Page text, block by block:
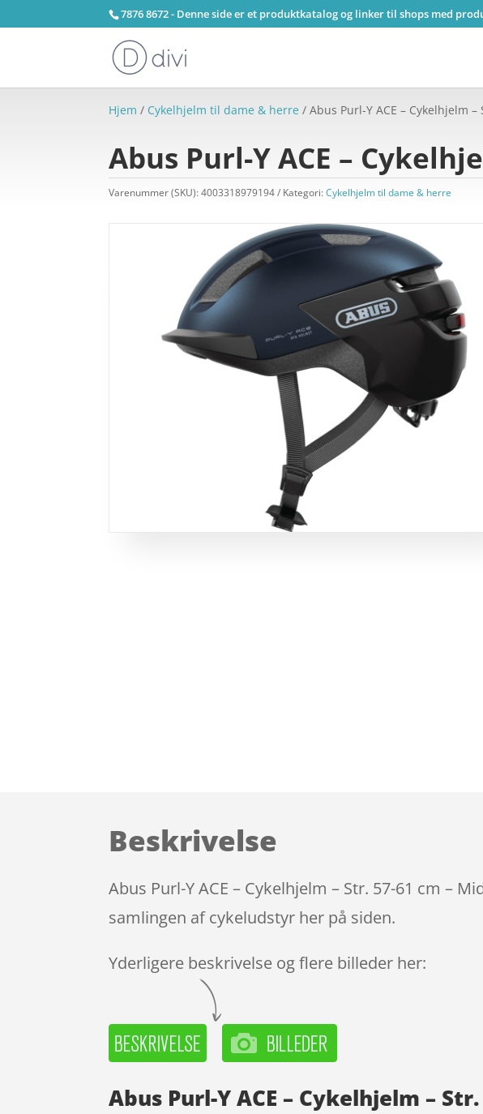
7876 8672 - Denne side er et produktkatalog og linker til shops med
Hjem / Cykelhjelm til dame & herre / Abus Purl-Y ACE – Cykelhjelm
Abus Purl-Y ACE –
Varenummer (SKU):4003318979194 Kategori:Cykelhjelm til dame & herre
Beskrivelse
Abus Purl-Y ACE – Cykelhjelm – Str. 57-61 cm –
samlingen af cykeludstyr her på siden.
Yderligere beskrivelse og flere billeder her:
Abus Purl-Y ACE – Cykelhjelm –